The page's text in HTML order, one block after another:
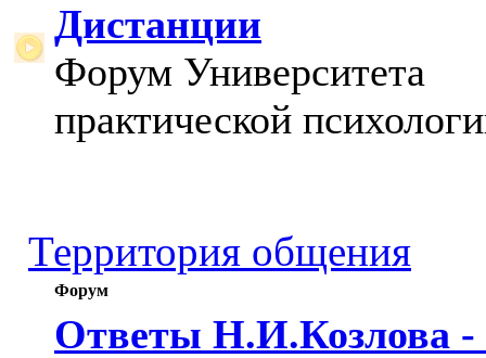
Дистанции
Форум Университета
практической
Территория общения
Форум
Ответы Н.И.Козлова -